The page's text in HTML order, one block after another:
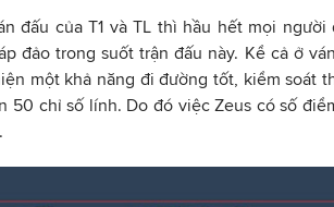
đấu của T1 và TL thì hầu hết mọi
đảo trong suốt trận đấu này. Kể cả ở
một khả năng đi đường tốt, kiểm soát
50 chỉ số lính. Do đó việc Zeus có số